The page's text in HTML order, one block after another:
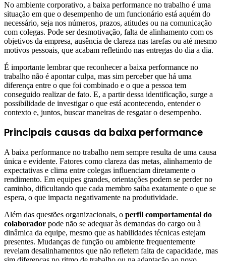
No ambiente corporativo, a baixa performance no trabalho é uma
situação em que o desempenho de um funcionário está aquém do
necessário, seja nos números, prazos, atitudes ou na comunicação
com colegas. Pode ser desmotivação, falta de alinhamento com os
objetivos da empresa, ausência de clareza nas tarefas ou até mesmo
motivos pessoais, que acabam refletindo nas entregas do dia a dia.
É importante lembrar que reconhecer a baixa performance no
trabalho não é apontar culpa, mas sim perceber que há uma
diferença entre o que foi combinado e o que a pessoa tem
conseguido realizar de fato. E, a partir dessa identificação, surge a
possibilidade de investigar o que está acontecendo, entender o
contexto e, juntos, buscar maneiras de resgatar o desempenho.
Principais causas da baixa performance
A baixa performance no trabalho nem sempre resulta de uma causa
única e evidente. Fatores como clareza das metas, alinhamento de
expectativas e clima entre colegas influenciam diretamente o
rendimento. Em equipes grandes, orientações podem se perder no
caminho, dificultando que cada membro saiba exatamente o que se
espera, o que impacta negativamente na produtividade.
Além das questões organizacionais, o perfil comportamental do
colaborador pode não se adequar às demandas do cargo ou à
dinâmica da equipe, mesmo que as habilidades técnicas estejam
presentes. Mudanças de função ou ambiente frequentemente
revelam desalinhamentos que não refletem falta de capacidade, mas